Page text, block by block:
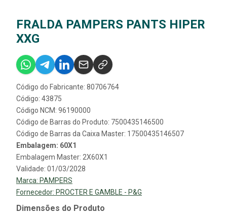
FRALDA PAMPERS PANTS HIPER
XXG
Código do Fabricante: 80706764
Código: 43875
Código NCM: 96190000
Código de Barras do Produto: 7500435146500
Código de Barras da Caixa Master: 17500435146507
Embalagem: 60X1
Embalagem Master: 2X60X1
Validade: 01/03/2028
Marca: PAMPERS
Fornecedor: PROCTER E GAMBLE - P&G
Dimensões do Produto